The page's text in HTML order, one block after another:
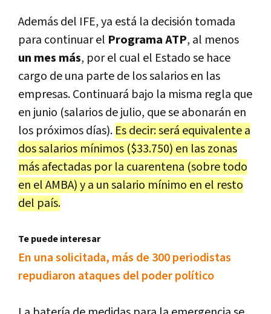
Además del IFE, ya está la decisión tomada
para continuar el Programa ATP, al menos
un mes más, por el cual el Estado se hace
cargo de una parte de los salarios en las
empresas. Continuará bajo la misma regla que
en junio (salarios de julio, que se abonarán en
los próximos días). Es decir: será equivalente a
dos salarios mínimos ($33.750) en las zonas
más afectadas por la cuarentena (sobre todo
en el AMBA) y a un salario mínimo en el resto
del país.
Te puede interesar
En una solicitada, más de 300 periodistas
repudiaron ataques del poder político